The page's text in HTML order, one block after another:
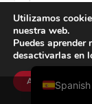
una
disfrutar
los
se ha
Utilizamos
nuestra web.
Puedes
desactivarlas en
AceptarSpanish
English